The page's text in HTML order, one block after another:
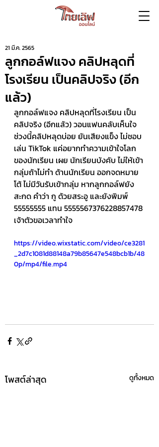
ลูกกอล์ฟแจง คลิปหลุดที่
โรงเรียน เป็นคลิปจริง (อีก
แล้ว)
21 มี.ค. 2565
ลูกกอล์ฟแจง คลิปหลุดที่โรงเรียน เป็น
คลิปจริง (อีกแล้ว) วอนแฟนคลับเห็นใจ
ช่วงนี้คลิปหลุดบ่อย ยันเสียงแข็ง ไม่ชอบ
เล่น TikTok แค่อยากทำความเข้าใจโลก
ของนักเรียน เผย นักเรียนบังคับ ไม่ให้เข้า
กลุ่มถ้าไม่ทำ ด้านนักเรียน ออกจดหมาย
โต้ ไม่มีวันรับเข้ากลุ่ม หากลูกกอล์ฟยัง
สะกด คำว่า กู ด้วยสระอู และยังพิมพ์
55555555 แทน 5555567376228857478
เจ้าตัวขอเวลาทำใจ
https://video.wixstatic.com/video/ce3281
_2d7c1081d88148a79b85647e548bcb1b/48
0p/mp4/file.mp4
โพสต์ล่าสุด ดูทั้งหมด